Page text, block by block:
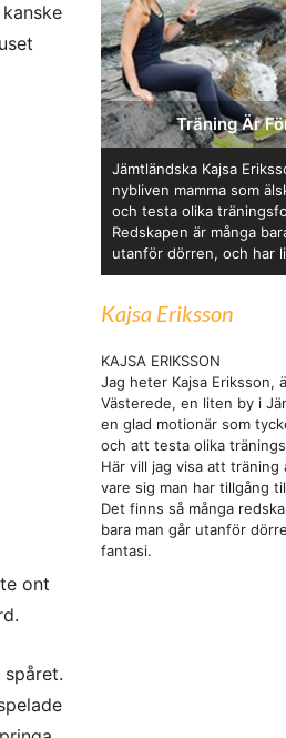
ont
Träning Är
Jämtländska Kajsa
nybliven mamma som
och testa olika
Redskapen är många
utanför dörren, och har
Kajsa Eriksson
KAJSA ERIKSSON
Jag heter Kajsa Eriksson,
Västerede, en liten by i
en glad motionär som
och att testa olika
Här vill jag visa att träning
vare sig man har tillgång
Det finns så många
bara man går utanför
fantasi.